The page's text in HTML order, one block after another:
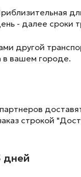
- далее сроки
другой
в вашем городе.
строкой
дней